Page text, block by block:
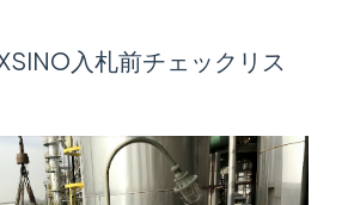
入札前チェックリス